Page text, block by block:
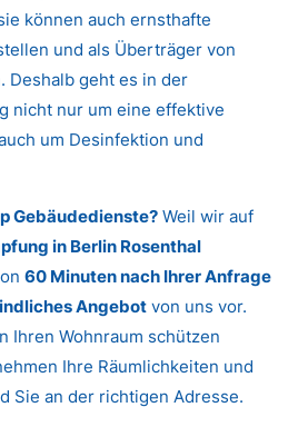
können auch ernsthafte
und als Überträger von
Deshalb geht es in der
nicht nur um eine effektive
um Desinfektion und
Gebäudedienste? Weil wir auf
in Berlin Rosenthal
60 Minuten nach Ihrer Anfrage
Angebot von uns vor.
Ihren Wohnraum schützen
Ihre Räumlichkeiten und
Sie an der richtigen Adresse.